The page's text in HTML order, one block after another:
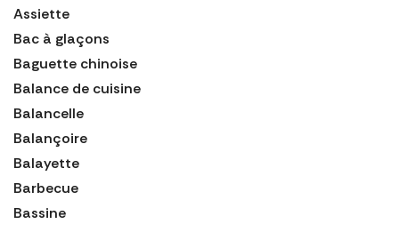
Assiette
Bac à glaçons
Baguette chinoise
Balance de cuisine
Balancelle
Balançoire
Balayette
Barbecue
Bassine